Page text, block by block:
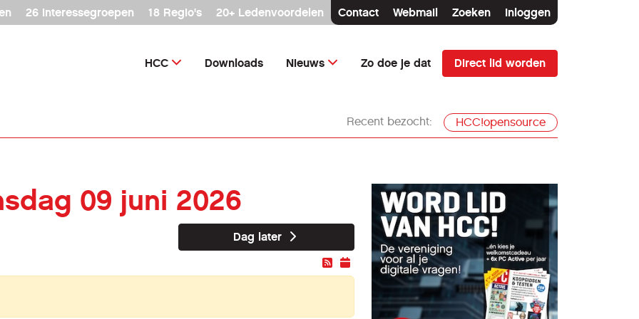
26 interessegroepen 18 Regio's 20+ Ledenvoordelen Contact Webmail Zoeken Inloggen
HCC Downloads Nieuws Zo doe je dat Direct lid worden
Recent bezocht: HCC!opensource
09 juni 2026
Dag later